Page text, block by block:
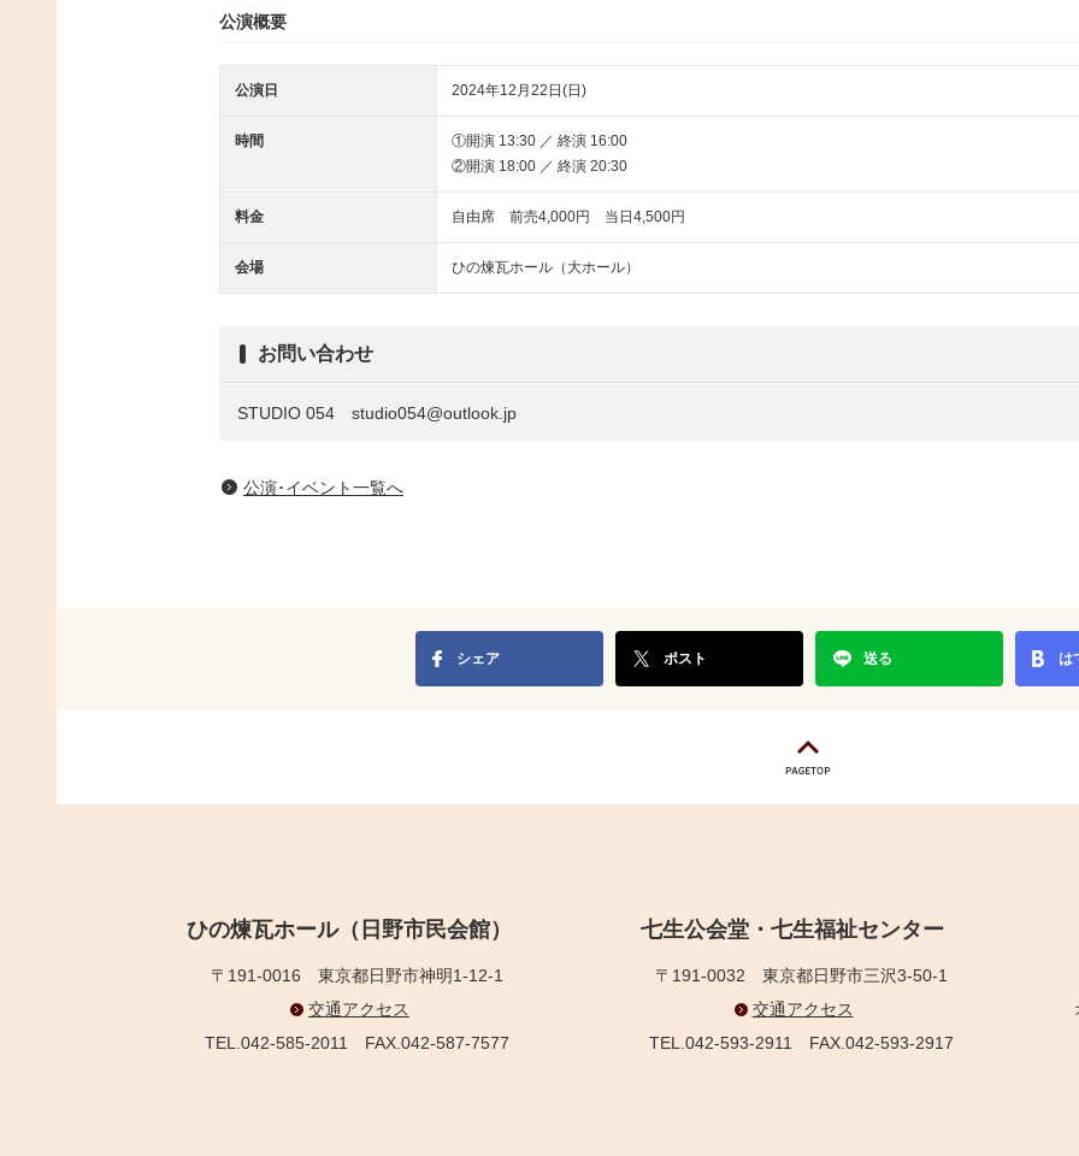
公演概要
公演日 2024年12月22日(日)
時間
①開演 13:30 ／ 終演 16:00
②開演 18:00 ／ 終演 20:30
料金 自由席 前売4,000円 当日4,500円
会場 ひの煉瓦ホール（大ホール）
お問い合わせ
STUDIO 054 studio054@outlook.jp
公演･イベント一覧へ
シェア ポスト 送る は
ひの煉瓦ホール（日野市民会館）
〒191-0016 東京都日野市神明1-12-1
交通アクセス
TEL.042-585-2011 FAX.042-587-7577
七生公会堂・七生福祉センター
〒191-0032 東京都日野市三沢3-50-1
交通アクセス
TEL.042-593-2911 FAX.042-593-2917